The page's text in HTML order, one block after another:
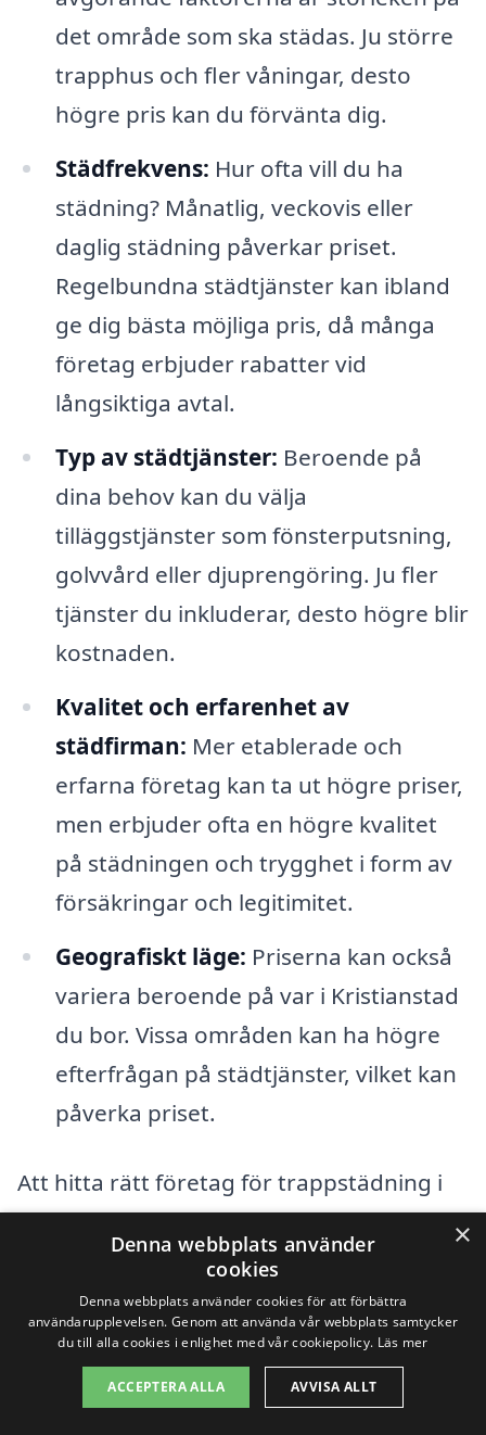
det område som ska städas. Ju större
trapphus och fler våningar, desto
högre pris kan du förvänta dig.
Städfrekvens: Hur ofta vill du ha
städning? Månatlig, veckovis eller
daglig städning påverkar priset.
Regelbundna städtjänster kan ibland
ge dig bästa möjliga pris, då många
företag erbjuder rabatter vid
långsiktiga avtal.
Typ av städtjänster: Beroende på
dina behov kan du välja
tilläggstjänster som fönsterputsning,
golvvård eller djuprengöring. Ju fler
tjänster du inkluderar, desto högre blir
kostnaden.
Kvalitet och erfarenhet av
städfirman: Mer etablerade och
erfarna företag kan ta ut högre priser,
men erbjuder ofta en högre kvalitet
på städningen och trygghet i form av
försäkringar och legitimitet.
Geografiskt läge: Priserna kan också
variera beroende på var i Kristianstad
du bor. Vissa områden kan ha högre
efterfrågan på städtjänster, vilket kan
påverka priset.
Att hitta rätt företag för trappstädning i
Kristianstad kan vara en utmaning, men
på xn--trappstdning-pris-wqb.se
underlättar vi processen genom att
erbjuda dig flera olika alternativ. Genom
att fylla i en enkel formulär kan du snabbt
få inofficiella offerter från lokala
×
Denna webbplats använder
cookies
Denna webbplats använder cookies för att förbättra
användarupplevelsen. Genom att använda vår webbplats samtycker
du till alla cookies i enlighet med vår cookiepolicy. Läs mer
ACCEPTERA ALLA AVVISA ALLT